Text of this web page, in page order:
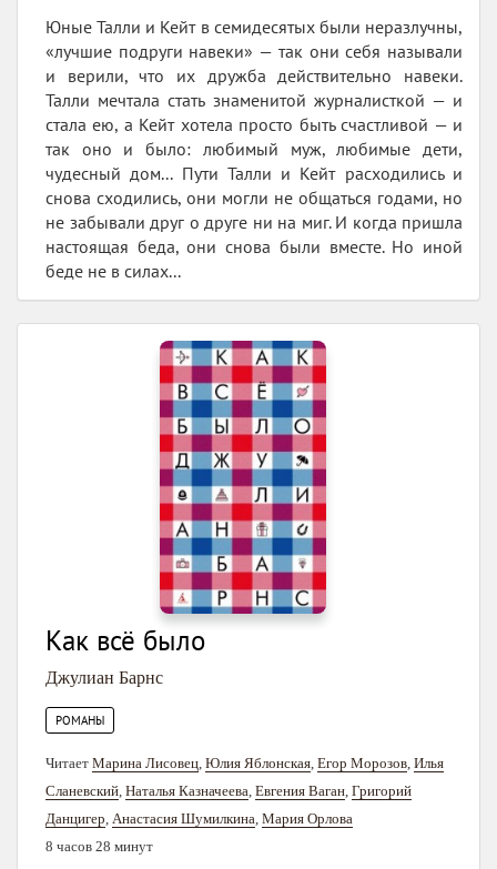
Юные Талли и Кейт в семидесятых были неразлучны,
«лучшие подруги навеки» — так они себя называли
и верили, что их дружба действительно навеки.
Талли мечтала стать знаменитой журналисткой — и
стала ею, а Кейт хотела просто быть счастливой — и
так оно и было: любимый муж, любимые дети,
чудесный дом... Пути Талли и Кейт расходились и
снова сходились, они могли не общаться годами, но
не забывали друг о друге ни на миг. И когда пришла
настоящая беда, они снова были вместе. Но иной
беде не в силах...
Как всё было
Джулиан Барнс
РОМАНЫ
Читает Марина Лисовец, Юлия Яблонская, Егор Морозов, Илья
Сланевский, Наталья Казначеева, Евгения Ваган, Григорий
Данцигер, Анастасия Шумилкина, Мария Орлова
8 часов 28 минут